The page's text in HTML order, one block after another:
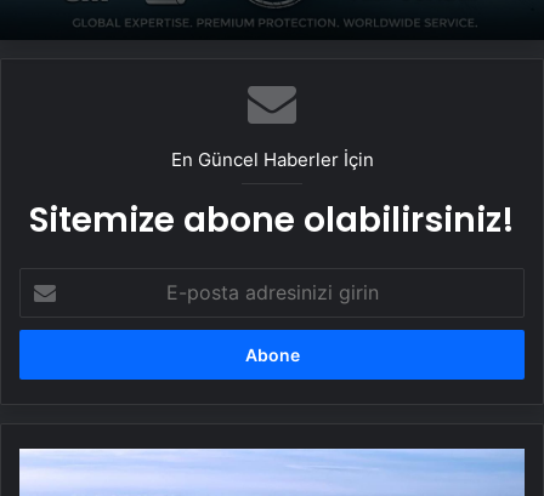
UETDS Nedir ? Uetds.com İle Akıllı Dijital
Taşımacılık Yazılımı
En Güncel Haberler İçin
Sitemize abone olabilirsiniz!
posta
adresinizi
SON
DAKİKA